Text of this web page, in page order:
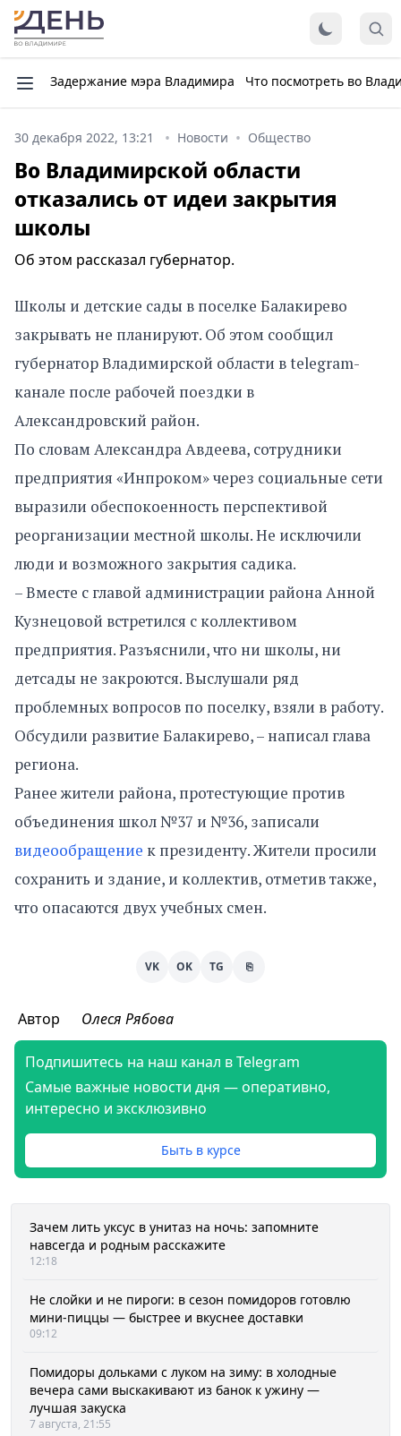
Задержание мэра Владимира Что посмотреть во
30 декабря 2022, 13:21 Новости Общество
Во Владимирской области
отказались от идеи закрытия
школы
Об этом рассказал губернатор.
Школы и детские сады в поселке Балакирево
закрывать не планируют. Об этом сообщил
губернатор Владимирской области в telegram-
канале после рабочей поездки в
Александровский район.
По словам Александра Авдеева, сотрудники
предприятия «Инпроком» через социальные сети
выразили обеспокоенность перспективой
реорганизации местной школы. Не исключили
люди и возможного закрытия садика.
– Вместе с главой администрации района Анной
Кузнецовой встретился с коллективом
предприятия. Разъяснили, что ни школы, ни
детсады не закроются. Выслушали ряд
проблемных вопросов по поселку, взяли в работу.
Обсудили развитие Балакирево, – написал глава
региона.
Ранее жители района, протестующие против
объединения школ №37 и №36, записали
видеообращение к президенту. Жители просили
сохранить и здание, и коллектив, отметив также,
что опасаются двух учебных смен.
VK OK TG ⎘
Автор Олеся Рябова
Подпишитесь на наш канал в Telegram
Самые важные новости дня — оперативно,
интересно и эксклюзивно
Быть в курсе
Зачем лить уксус в унитаз на ночь: запомните
навсегда и родным расскажите
12:18
Не слойки и не пироги: в сезон помидоров готовлю
мини-пиццы — быстрее и вкуснее доставки
09:12
Помидоры дольками с луком на зиму: в холодные
вечера сами выскакивают из банок к ужину —
лучшая закуска
7 августа, 21:55